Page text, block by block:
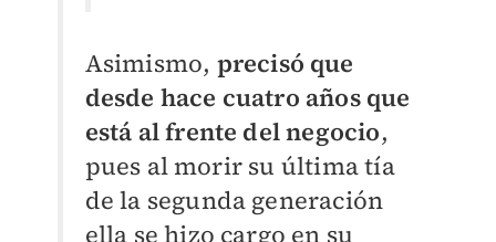
Asimismo, precisó que
desde hace cuatro años que
está al frente del negocio,
pues al morir su última tía
de la segunda generación
ella se hizo cargo en su